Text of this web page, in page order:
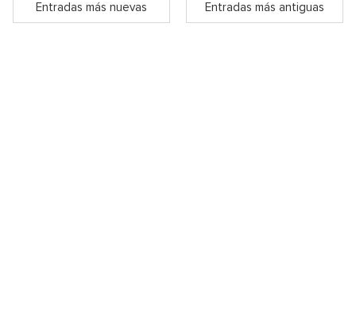
Entradas más nuevas Entradas más antiguas